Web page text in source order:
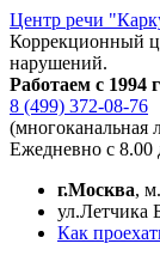
Центр речи
Коррекционный
нарушений.
Работаем с 1994
8 (499) 372-08-76
(многоканальная
Ежедневно с 8.00
г.Москва,
ул.Летчика
Как